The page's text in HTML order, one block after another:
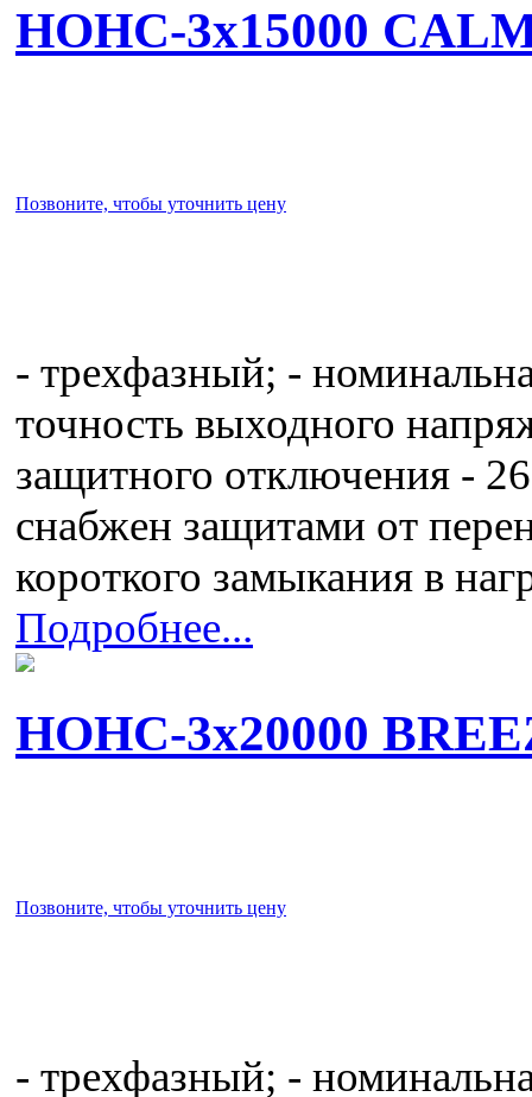
НОНС-3x15000
Позвоните, чтобы уточнить цену
- трехфазный; -
точность выходного
защитного отключения -
снабжен защитами от
короткого замыкания в
Подробнее...
НОНС-3x20000
Позвоните, чтобы уточнить цену
- трехфазный; -